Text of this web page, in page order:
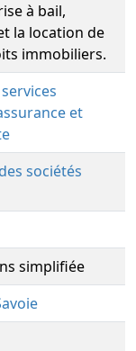
à bail,
la location de
immobiliers.
et
sociétés
simplifiée